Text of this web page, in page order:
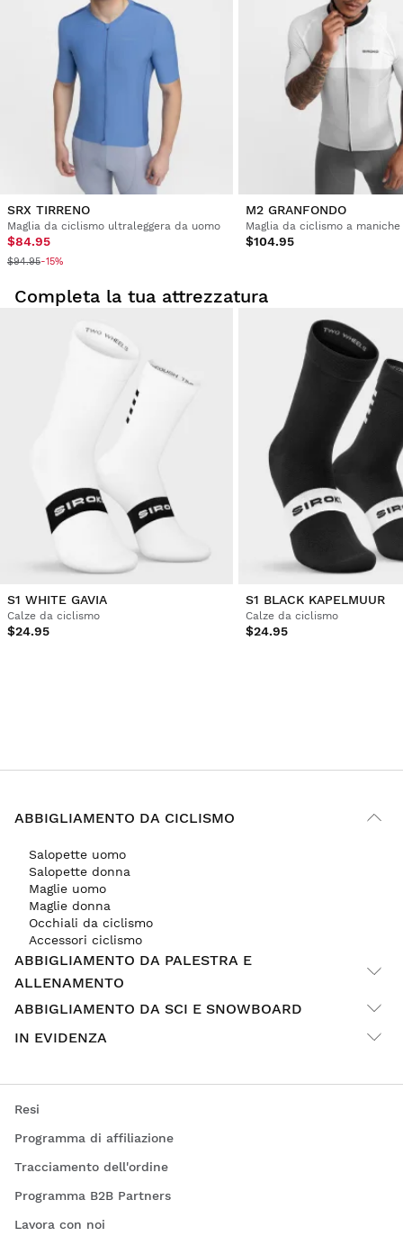
Jos Van der kamp
Cycling Jersey Siroko M3 Podium L
Non ti sembra di indossarlo..
1 persona ha(nno) trovato utile questa recensione
Questa recensione ti è stata utile?
1 37
SRX TIRRENO
Maglia da ciclismo ultraleggera da uomo
$84.95
$94.95-15%
M2 GRANFONDO
$104.95
Completa la tua attrezzatura
S1 WHITE GAVIA
Calze da ciclismo
$24.95
S1 BLACK KAPELMUUR
Calze da ciclismo
$24.95
ABBIGLIAMENTO DA CICLISMO
Salopette uomo
Salopette donna
Maglie uomo
Maglie donna
Occhiali da ciclismo
Accessori ciclismo
ABBIGLIAMENTO DA PALESTRA E
ALLENAMENTO
ABBIGLIAMENTO DA SCI E SNOWBOARD
IN EVIDENZA
Resi
Programma di affiliazione
Tracciamento dell'ordine
Programma B2B Partners
Lavora con noi